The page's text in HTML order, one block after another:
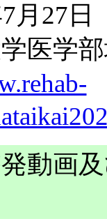
27日
医学
動画